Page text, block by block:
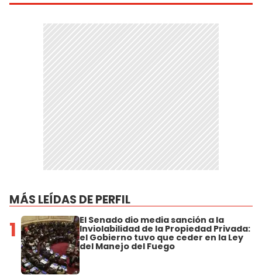
MÁS LEÍDAS DE PERFIL
1 El Senado dio media sanción a la
Inviolabilidad de la Propiedad Privada:
el Gobierno tuvo que ceder en la Ley
del Manejo del Fuego